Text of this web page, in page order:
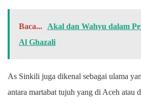
Baca...
Akal dan Wahyu dalam
Al Ghazali
As Sinkili juga dikenal sebagai ulama
antara martabat tujuh yang di Aceh atau